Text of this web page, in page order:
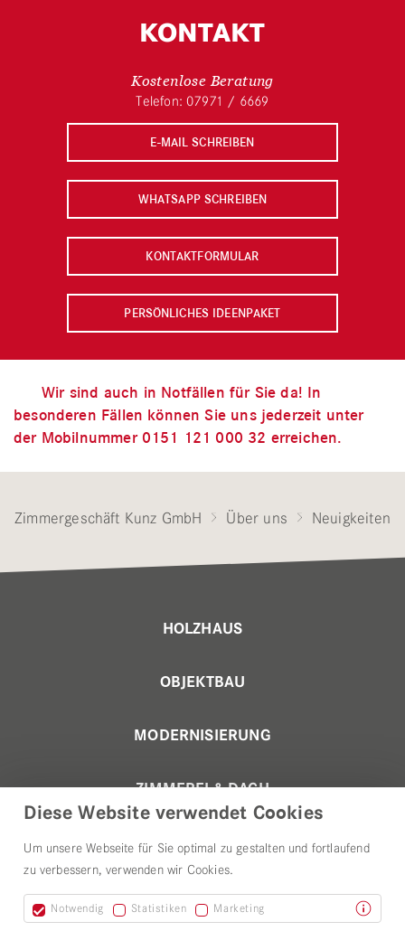
KONTAKT
Kostenlose Beratung
Telefon: 07971 / 6669
E-MAIL SCHREIBEN
WHATSAPP SCHREIBEN
KONTAKTFORMULAR
PERSÖNLICHES IDEENPAKET
Wir sind auch in Notfällen für Sie da! In
besonderen Fällen können Sie uns jederzeit unter
der Mobilnummer 0151 121 000 32 erreichen.
Zimmergeschäft Kunz GmbH Über uns Neuigkeiten
HOLZHAUS
OBJEKTBAU
MODERNISIERUNG
ZIMMEREI & DACH
ÜBER UNS
Diese Website verwendet Cookies
Um unsere Webseite für Sie optimal zu gestalten und fortlaufend
zu verbessern, verwenden wir Cookies.
Notwendig Statistiken Marketing